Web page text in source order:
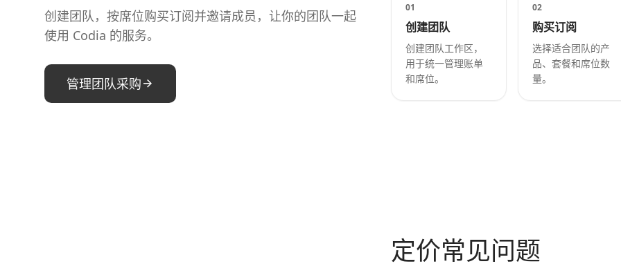
创建团队，按席位购买订阅并邀请成员，让你的团队一起
使用 Codia 的服务。
管理团队采购
01
创建团队
创建团队工作区，
用于统一管理账单
和席位。
02
购买订阅
选择适合团队的产
品、套餐和席位数
量。
定价常见问题